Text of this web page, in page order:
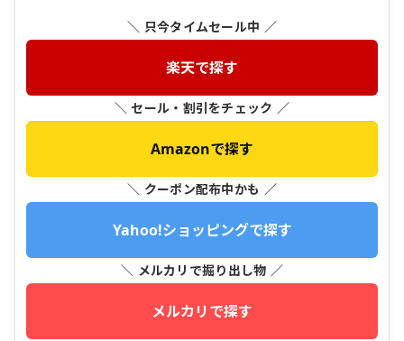
＼ 只今タイムセール中 ／
楽天で探す
＼ セール・割引をチェック ／
Amazonで探す
＼ クーポン配布中かも ／
Yahoo!ショッピングで探す
＼ メルカリで掘り出し物 ／
メルカリで探す